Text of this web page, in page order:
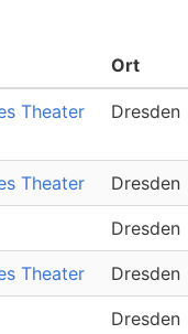
Ort
Theater Dresden
Theater Dresden
Dresden
Theater Dresden
Dresden